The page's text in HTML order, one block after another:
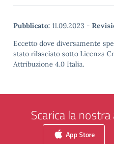
Pubblicato: 11.09.2023 -
Eccetto dove diversamente
stato rilasciato sotto Licenza
Attribuzione 4.0 Italia.
Scarica la
App Store